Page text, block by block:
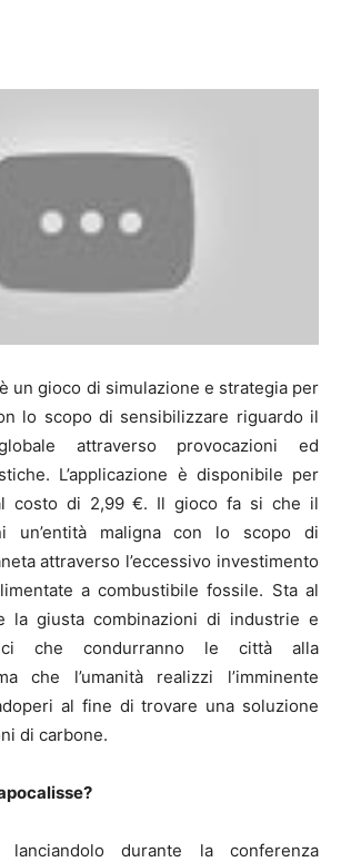
è un gioco di simulazione e strategia per
lo scopo di sensibilizzare riguardo il
attraverso provocazioni ed
L’applicazione è disponibile per
costo di 2,99 €. Il gioco fa si che il
un’entità maligna con lo scopo di
attraverso l’eccessivo investimento
a combustibile fossile. Sta al
la giusta combinazioni di industrie e
che condurranno le città alla
che l’umanità realizzi l’imminente
al fine di trovare una soluzione
di carbone.
lanciandolo durante la conferenza